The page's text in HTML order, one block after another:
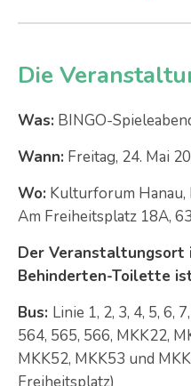
Die
Was: BINGO-
Wann: Freitag, 24. Mai
Wo: Kulturforum Hanau,
Am Freiheitsplatz 18A,
Der Veranstaltungsort
Behinderten-Toilette
Bus: Linie 1, 2, 3, 4, 5, 6,
564, 565, 566, MKK22,
MKK52, MKK53 und